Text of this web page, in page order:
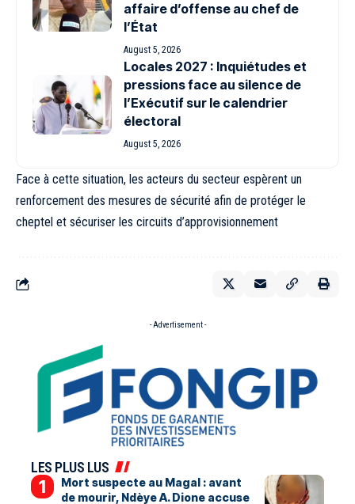
affaire d’offense au chef de
l’État
August 5, 2026
Locales 2027 : Inquiétudes et
pressions face au silence de
l’Exécutif sur le calendrier
électoral
August 5, 2026
Face à cette situation, les acteurs du secteur espèrent un
renforcement des mesures de sécurité afin de protéger le
cheptel et sécuriser les circuits d’approvisionnement
- Advertisement -
LES PLUS LUS
Mort suspecte au Magal : avant
de mourir, Ndèye A. Dione accuse